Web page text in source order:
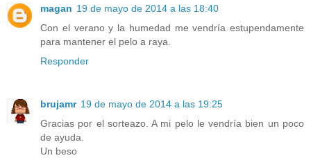
magan 19 de mayo de 2014 a las 18:40
Con el verano y la humedad me vendría estupendamente
para mantener el pelo a raya.
Responder
brujamr 19 de mayo de 2014 a las 19:25
Gracias por el sorteazo. A mi pelo le vendría bien un poco
de ayuda.
Un beso